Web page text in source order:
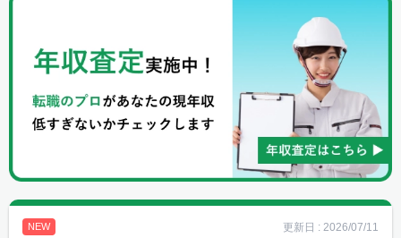
NEW 更新日 : 2026/07/11